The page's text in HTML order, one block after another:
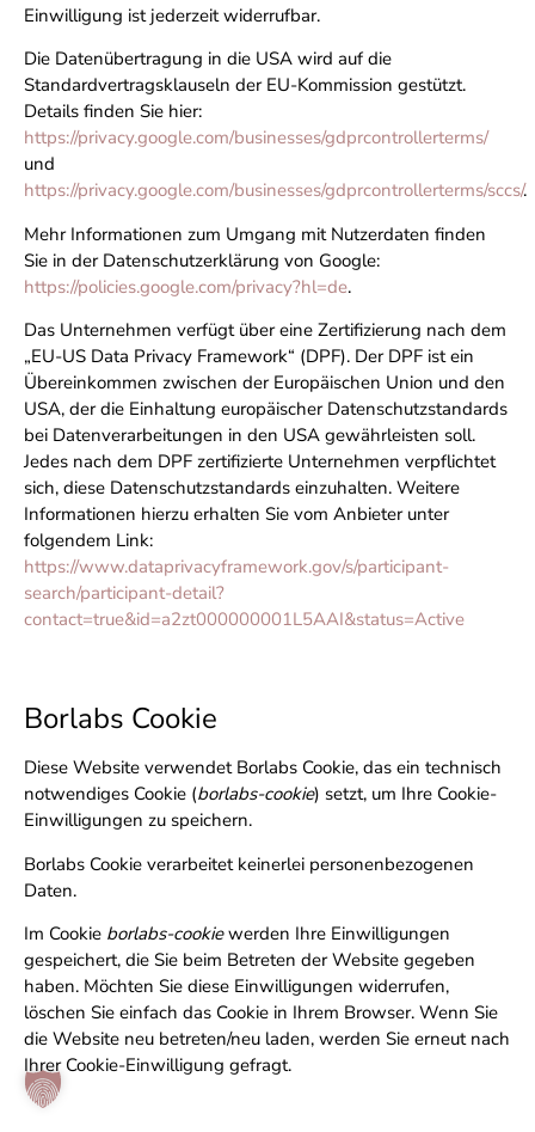
Einwilligung ist jederzeit widerrufbar.
Die Datenübertragung in die USA wird auf die
Standardvertragsklauseln der EU-Kommission gestützt.
Details finden Sie hier:
https://privacy.google.com/businesses/gdprcontrollerterms/
und
https://privacy.google.com/businesses/gdprcontrollerterms/sccs/.
Mehr Informationen zum Umgang mit Nutzerdaten finden
Sie in der Datenschutzerklärung von Google:
https://policies.google.com/privacy?hl=de.
Das Unternehmen verfügt über eine Zertifizierung nach dem
„EU-US Data Privacy Framework“ (DPF). Der DPF ist ein
Übereinkommen zwischen der Europäischen Union und den
USA, der die Einhaltung europäischer Datenschutzstandards
bei Datenverarbeitungen in den USA gewährleisten soll.
Jedes nach dem DPF zertifizierte Unternehmen verpflichtet
sich, diese Datenschutzstandards einzuhalten. Weitere
Informationen hierzu erhalten Sie vom Anbieter unter
folgendem Link:
https://www.dataprivacyframework.gov/s/participant-
search/participant-detail?
contact=true&id=a2zt000000001L5AAI&status=Active
Borlabs Cookie
Diese Website verwendet Borlabs Cookie, das ein technisch
notwendiges Cookie (borlabs-cookie) setzt, um Ihre Cookie-
Einwilligungen zu speichern.
Borlabs Cookie verarbeitet keinerlei personenbezogenen
Daten.
Im Cookie borlabs-cookiewerden Ihre Einwilligungen
gespeichert, die Sie beim Betreten der Website gegeben
haben. Möchten Sie diese Einwilligungen widerrufen,
löschen Sie einfach das Cookie in Ihrem Browser. Wenn Sie
die Website neu betreten/neu laden, werden Sie erneut nach
Ihrer Cookie-Einwilligung gefragt.